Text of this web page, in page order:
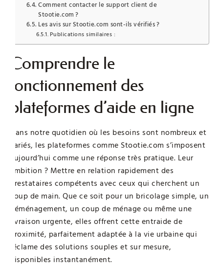
Comment contacter le support client de
Stootie.com ?
Les avis sur Stootie.com sont-ils vérifiés ?
Publications similaires :
Comprendre le
fonctionnement des
plateformes d’aide en ligne
Dans notre quotidien où les besoins sont nombreux et
variés, les plateformes comme Stootie.com s’imposent
aujourd’hui comme une réponse très pratique. Leur
ambition ? Mettre en relation rapidement des
prestataires compétents avec ceux qui cherchent un
coup de main. Que ce soit pour un bricolage simple, un
déménagement, un coup de ménage ou même une
livraison urgente, elles offrent cette entraide de
proximité, parfaitement adaptée à la vie urbaine qui
réclame des solutions souples et sur mesure,
disponibles instantanément.